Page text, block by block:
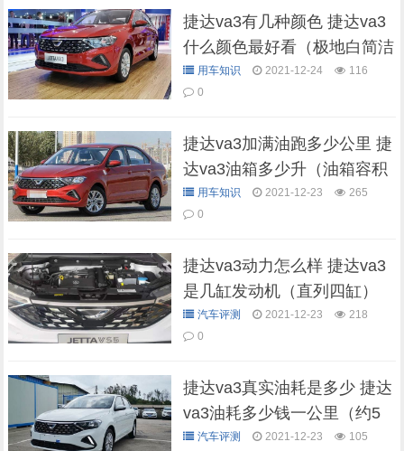
捷达va3有几种颜色 捷达va3
什么颜色最好看（极地白简洁
大方）
用车知识 2021-12-24
116
0
捷达va3加满油跑多少公里 捷
达va3油箱多少升（油箱容积
52.8L）
用车知识 2021-12-23
265
0
捷达va3动力怎么样 捷达va3
是几缸发动机（直列四缸）
汽车评测 2021-12-23
218
0
捷达va3真实油耗是多少 捷达
va3油耗多少钱一公里（约5
毛）汽车评测 2021-12-23
105